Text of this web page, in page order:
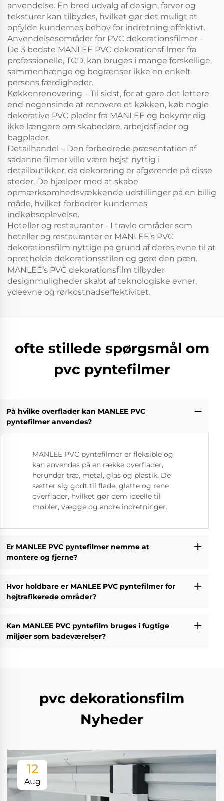
anvendelse. En bred udvalg af design, farver og
teksturer kan tilbydes, hvilket gør det muligt at
opfylde kundernes behov for indretning effektivt.
Anvendelsesområder for PVC dekorationsfilmer –
De 3 bedste MANLEE PVC dekorationsfilmer fra
professionelle, TGD, kan bruges i mange forskellige
sammenhænge og begrænser ikke en enkelt
persons færdigheder.
Køkkenrenovering – Til sidst, for at gøre det lettere
end nogensinde at renovere et køkken, køb nogle
dekorative PVC plader fra MANLEE og bekymr dig
ikke længere om skabedøre, arbejdsflader og
bagplader.
Detailhandel – Den forbedrede præsentation af
sådanne filmer ville være højst nyttig i
detailbutikker, da dekorering er afgørende på disse
steder. De hjælper med at skabe
opmærksomhedsvækkende udstillinger på en billig
måde, hvilket forbedrer kundernes
indkøbsoplevelse.
Hoteller og restauranter - I travle områder som
hoteller og restauranter er MANLEE’s PVC
dekorationsfilm nyttige på grund af deres evne til at
opretholde dekorationsstilen og gøre den pæn.
MANLEE’s PVC dekorationsfilm tilbyder
designmuligheder skabt af teknologiske evner,
ydeevne og rørkostnadseffektivitet.
ofte stillede spørgsmål om
pvc pyntefilmer
På hvilke overflader kan MANLEE PVC
pyntefilmer anvendes?
MANLEE PVC pyntefilmer er fleksible og
kan anvendes på en række overflader,
herunder træ, metal, glas og plastik. De
sætter sig godt til flade, glatte og rene
overflader, hvilket gør dem ideelle til
møbler, vægge og andre indretninger.
Er MANLEE PVC pyntefilmer nemme at
montere og fjerne?
Hvor holdbare er MANLEE PVC pyntefilmer for
højtrafikerede områder?
Kan MANLEE PVC pyntefilm bruges i fugtige
miljøer som badeværelser?
pvc dekorationsfilm
Nyheder
12
Aug